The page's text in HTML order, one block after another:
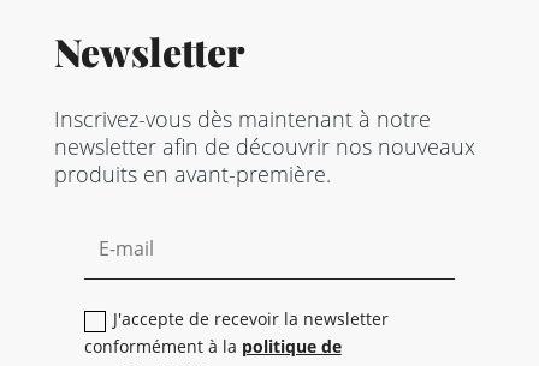
Newsletter
Inscrivez-vous dès maintenant à notre
newsletter afin de découvrir nos nouveaux
produits en avant-première.
J'accepte de recevoir la newsletter
conformément à la politique de